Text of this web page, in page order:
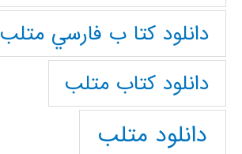
دانلود كتا ب فارسي متلب
دانلود كتاب متلب
دانلود متلب